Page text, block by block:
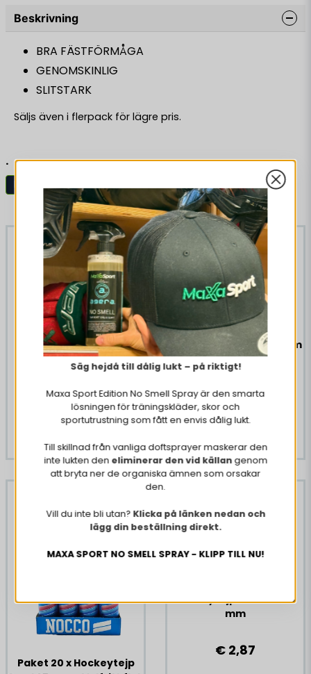
Beskrivning
BRA FÄSTFÖRMÅGA
GENOMSKINLIG
SLITSTARK
Säljs även i flerpack för lägre pris.
.
Benskyddstejp Hockey
Liknande produkter
10 x Benskyddstejp 25
mm
€ 15,18
5 x Benskyddstejp 25 mm
€ 8
Paket 20 x Hockeytejp
Hockeytejp Vit Smal 25
mm
€ 2,87
Säg hejdå till dålig lukt – på riktigt!
Maxa Sport Edition No Smell Spray är den smarta
lösningen för träningskläder, skor och
sportutrustning som fått en envis dålig lukt.
Till skillnad från vanliga doftsprayer maskerar den
inte lukten den eliminerar den vid källan genom
att bryta ner de organiska ämnen som orsakar
den.
Vill du inte bli utan? Klicka på länken nedan och
lägg din beställning direkt.
MAXA SPORT NO SMELL SPRAY - KLIPP TILL NU!